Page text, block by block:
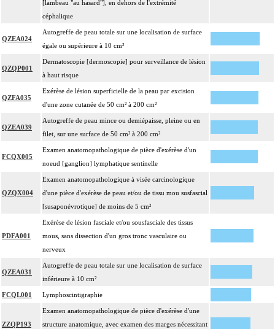
[lambeau "au hasard"], en dehors de l'extrémité
céphalique
QZEA024
Autogreffe de peau totale sur une localisation de surface
égale ou supérieure à 10 cm²
QZQP001
Dermatoscopie [dermoscopie] pour surveillance de lésion
à haut risque
QZFA035
Exérèse de lésion superficielle de la peau par excision
d'une zone cutanée de 50 cm² à 200 cm²
QZEA039
Autogreffe de peau mince ou demiépaisse, pleine ou en
filet, sur une surface de 50 cm² à 200 cm²
FCQX005
Examen anatomopathologique de pièce d'exérèse d'un
noeud [ganglion] lymphatique sentinelle
QZQX004
Examen anatomopathologique à visée carcinologique
d'une pièce d'exérèse de peau et/ou de tissu mou susfascial
[susaponévrotique] de moins de 5 cm²
PDFA001
Exérèse de lésion fasciale et/ou sousfasciale des tissus
mous, sans dissection d'un gros tronc vasculaire ou
nerveux
QZEA031
Autogreffe de peau totale sur une localisation de surface
inférieure à 10 cm²
FCQL001 Lymphoscintigraphie
ZZQP193
Examen anatomopathologique de pièce d'exérèse d'une
structure anatomique, avec examen des marges nécessitant